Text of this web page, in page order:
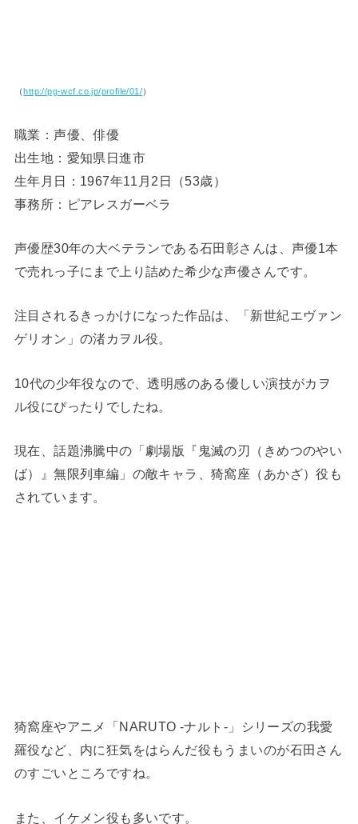
（ http://pg-wcf.co.jp/profile/01/）
職業：声優、俳優
出生地：愛知県日進市
生年月日：1967年11月2日（53歳）
事務所：ピアレスガーベラ
声優歴30年の大ベテランである石田彰さんは、声優1本
で売れっ子にまで上り詰めた希少な声優さんです。
注目されるきっかけになった作品は、「新世紀エヴァン
ゲリオン」の渚カヲル役。
10代の少年役なので、透明感のある優しい演技がカヲ
ル役にぴったりでしたね。
現在、話題沸騰中の「劇場版『鬼滅の刃（きめつのやい
ば）』無限列車編」の敵キャラ、猗窩座（あかざ）役も
されています。
猗窩座やアニメ「NARUTO -ナルト-」シリーズの我愛
羅役など、内に狂気をはらんだ役もうまいのが石田さん
のすごいところですね。
また、イケメン役も多いです。